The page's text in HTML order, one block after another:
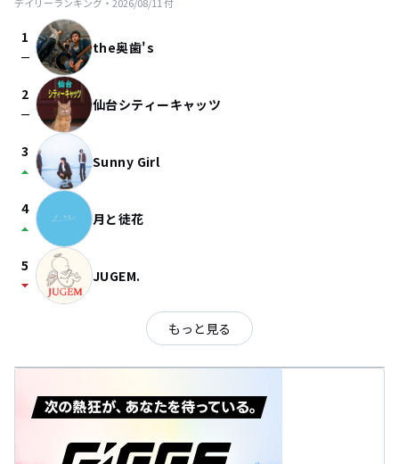
1
check_indeterminate_small the奥歯's
2
check_indeterminate_small 仙台シティーキャッツ
3
arrow_drop_up Sunny Girl
4
arrow_drop_up 月と徒花
5
arrow_drop_down JUGEM.
もっと見る